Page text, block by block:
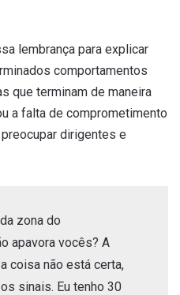
lembrança para explicar
comportamentos
que terminam de maneira
a falta de comprometimento
dirigentes e
zona do
apavora vocês? A
coisa não está certa,
sinais. Eu tenho 30